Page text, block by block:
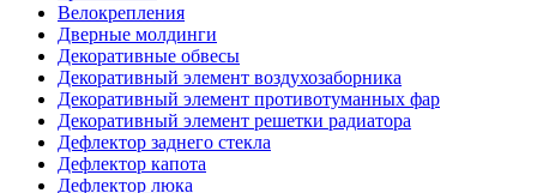
Велокрепления
Дверные молдинги
Декоративные обвесы
Декоративный элемент воздухозаборника
Декоративный элемент противотуманных фар
Декоративный элемент решетки радиатора
Дефлектор заднего стекла
Дефлектор капота
Дефлектор люка